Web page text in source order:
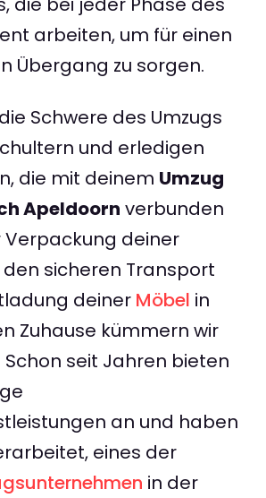
arbeiten, um für einen
Übergang zu sorgen.
Schwere des Umzugs
und erledigen
die mit deinem Umzug
Apeldoorn verbunden
Verpackung deiner
sicheren Transport
deiner Möbel in
Zuhause kümmern wir
Schon seit Jahren bieten
an und haben
eines der
in der